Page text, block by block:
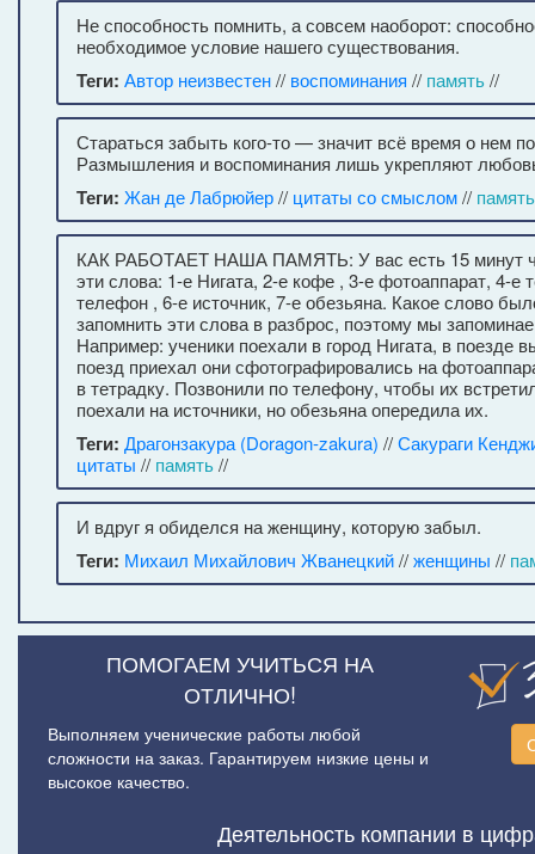
Не способность помнить, а совсем наоборот:
необходимое условие нашего существования.
Теги: Автор неизвестен// воспоминания // память//
Стараться забыть кого-то — значит всё время о нем
Размышления и воспоминания лишь укрепляют
Теги: Жан де Лабрюйер// цитаты со смыслом// память
КАК РАБОТАЕТ НАША ПАМЯТЬ: У вас есть 15 минут
эти слова: 1-е Нигата, 2-е кофе , 3-е фотоаппарат, 4-е
телефон , 6-е источник, 7-е обезьяна. Какое слово
запомнить эти слова в разброс, поэтому мы
Например: ученики поехали в город Нигата, в поезде
поезд приехал они сфотографировались на
в тетрадку. Позвонили по телефону, чтобы их
поехали на источники, но обезьяна опередила их.
Теги: Драгонзакура (Doragon-zakura) //Сакураги
цитаты // память//
И вдруг я обиделся на женщину, которую забыл.
Теги: Михаил Михайлович Жванецкий//женщины //
ПОМОГАЕМ УЧИТЬСЯ НА
ОТЛИЧНО!
Выполняем ученические работы любой
сложности на заказ. Гарантируем низкие цены и
высокое качество.
Деятельность компании в